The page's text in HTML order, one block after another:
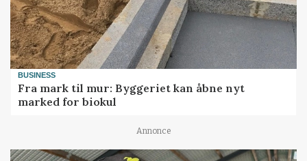
BUSINESS
Fra mark til mur: Byggeriet kan åbne nyt
marked for biokul
Annonce